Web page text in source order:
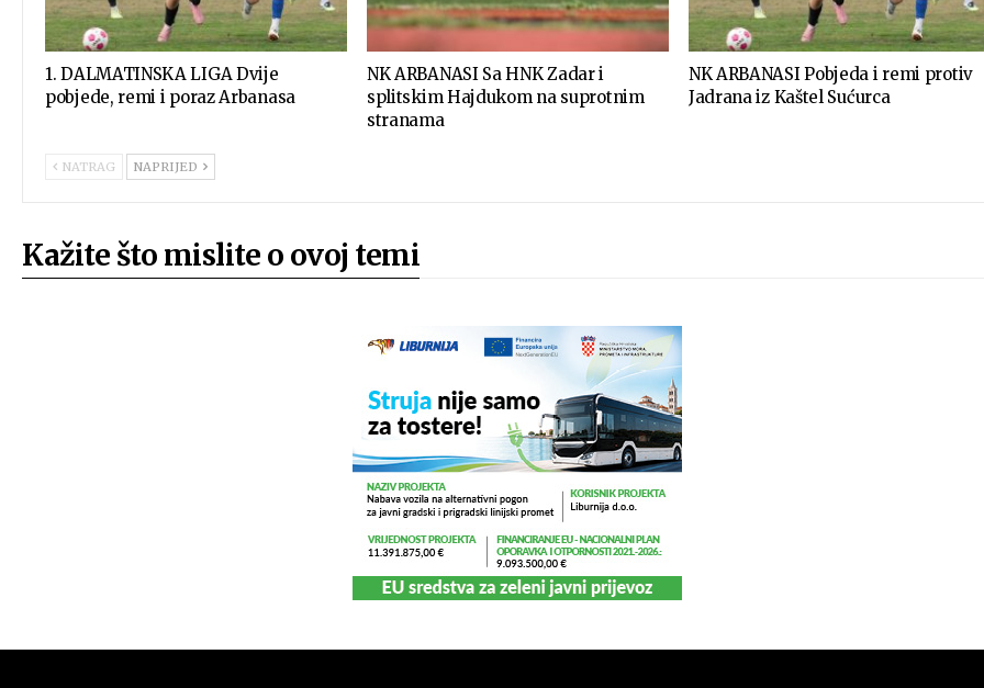
1. DALMATINSKA LIGA Dvije
pobjede, remi i poraz Arbanasa
NK ARBANASI Sa HNK Zadar i
splitskim Hajdukom na suprotnim
stranama
NK ARBANASI Pobjeda i remi protiv
Jadrana iz Kaštel Sućurca
NATRAG NAPRIJED
Kažite što mislite o ovoj temi